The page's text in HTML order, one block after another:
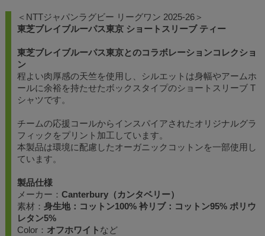
＜NTTジャパンラグビー リーグワン 2025-26＞
東芝ブレイブルーパス東京 ショートスリーブ ティー
東芝ブレイブルーパス東京とのコラボレーションコレクショ
ン
程よい肉厚感の天竺を使用し、シルエットは身幅やアームホ
ールに余裕を持たせたボックスタイプのショートスリーブ T
シャツです。
チームの応援コールからインスパイアされたオリジナルグラ
フィックをプリント加工しています。
本製品は環境に配慮したオーガニックコットンを一部使用し
ています。
製品仕様
メーカー： Canterbury（カンタベリー）
素材： 身生地：コットン100% 衿リブ：コットン95% ポリウ
レタン5%
Color： オフホワイト など